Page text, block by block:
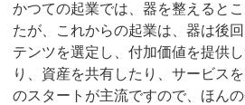
かつての起業では、器を整えると
たが、これからの起業は、器は後
テンツを選定し、付加価値を提供
り、資産を共有したり、サービス
のスタートが主流ですので、ほん